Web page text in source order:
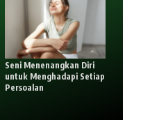
Seni Menenangkan Diri
untuk Menghadapi Setiap
Persoalan